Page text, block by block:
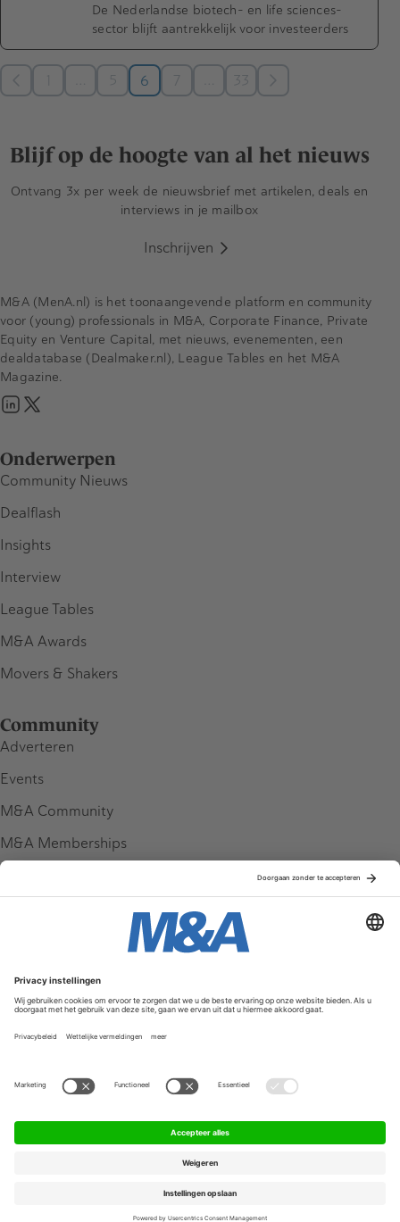
De Nederlandse biotech- en life sciences-
sector blijft aantrekkelijk voor investeerders
5 6 7 33
Blijf op de hoogte van al het nieuws
Ontvang 3x per week de nieuwsbrief met artikelen, deals en
interviews in je mailbox
Inschrijven
Onderwerpen
Community Nieuws
Dealflash
Insights
Interview
League Tables
M&A Awards
Movers & Shakers
Community
Adverteren
Events
M&A Community
M&A Memberships
Service & Contact
Contact
FAQ
Werken bij ons
Algemene Voorwaarden
M&A (MenA.nl) is het toonaangevende platform en community
voor (young) professionals in M&A, Corporate Finance, Private
Equity en Venture Capital, met nieuws, evenementen, een
dealdatabase (Dealmaker.nl), League Tables en het M&A
Magazine.